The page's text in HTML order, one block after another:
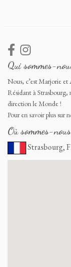
Qui sommes-
Nous, c’est Marjorie et
Résidant à
direction le Monde !
Pour en savoir plus sur
Où sommes-
Strasbourg,